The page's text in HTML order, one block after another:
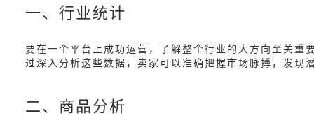
一、行业统计
要在一个平台上成功运营，了解整个行业的大方向至关重
过深入分析这些数据，卖家可以准确把握市场脉搏，发
二、商品分析